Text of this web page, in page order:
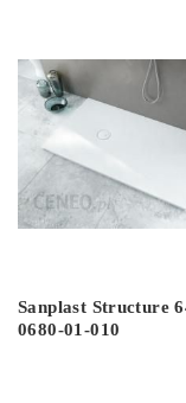
Sanplast Structure
0680-01-010